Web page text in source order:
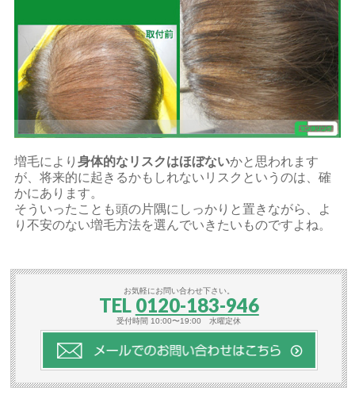
増毛により身体的なリスクはほぼないかと思われます
が、将来的に起きるかもしれないリスクというのは、確
かにあります。
そういったことも頭の片隅にしっかりと置きながら、よ
り不安のない増毛方法を選んでいきたいものですよね。
お気軽にお問い合わせ下さい。
TEL 0120-183-946
受付時間 10:00〜19:00 水曜定休